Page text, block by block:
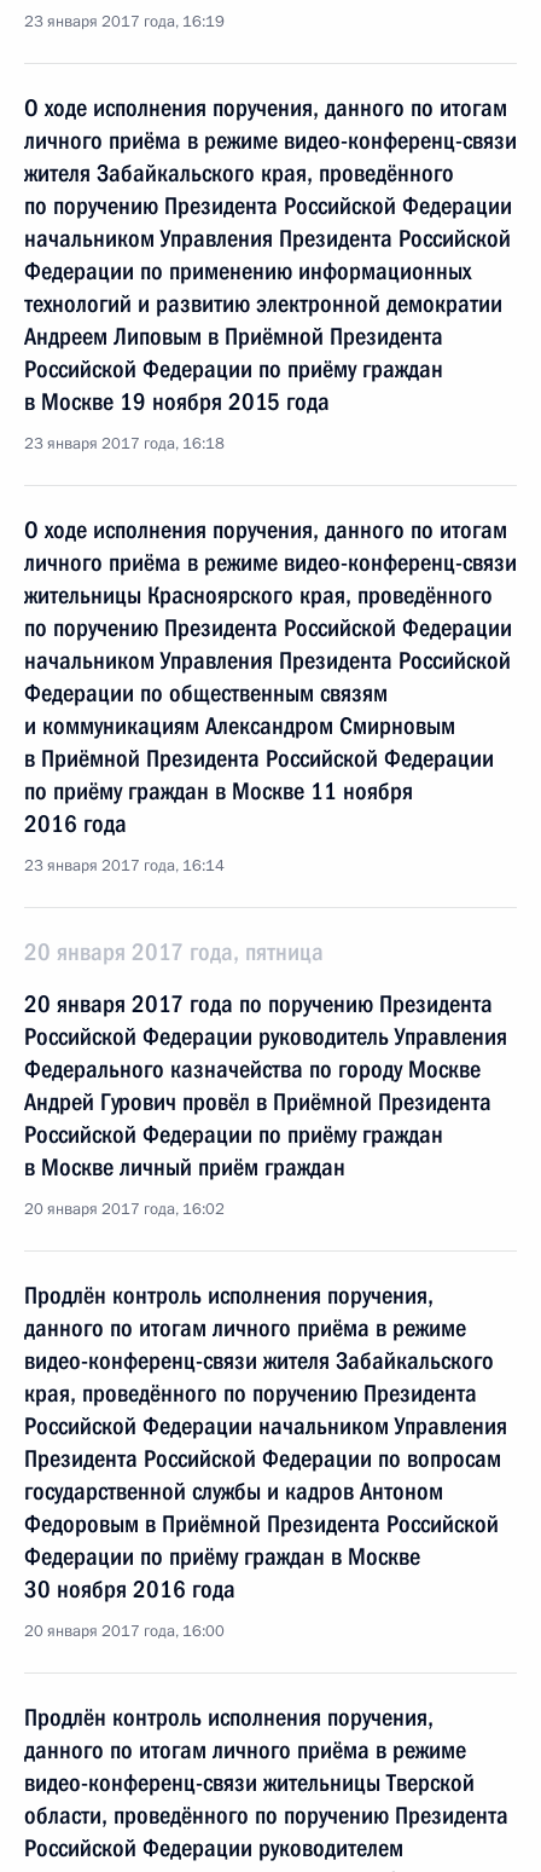
23 января 2017 года, 16:19
О ходе исполнения поручения, данного по итогам
личного приёма в режиме видео-конференц-связи
жителя Забайкальского края, проведённого
по поручению Президента Российской Федерации
начальником Управления Президента Российской
Федерации по применению информационных
технологий и развитию электронной демократии
Андреем Липовым в Приёмной Президента
Российской Федерации по приёму граждан
в Москве 19 ноября 2015 года
23 января 2017 года, 16:18
О ходе исполнения поручения, данного по итогам
личного приёма в режиме видео-конференц-связи
жительницы Красноярского края, проведённого
по поручению Президента Российской Федерации
начальником Управления Президента Российской
Федерации по общественным связям
и коммуникациям Александром Смирновым
в Приёмной Президента Российской Федерации
по приёму граждан в Москве 11 ноября
2016 года
23 января 2017 года, 16:14
20 января 2017 года, пятница
20 января 2017 года по поручению Президента
Российской Федерации руководитель Управления
Федерального казначейства по городу Москве
Андрей Гурович провёл в Приёмной Президента
Российской Федерации по приёму граждан
в Москве личный приём граждан
20 января 2017 года, 16:02
Продлён контроль исполнения поручения,
данного по итогам личного приёма в режиме
видео-конференц-связи жителя Забайкальского
края, проведённого по поручению Президента
Российской Федерации начальником Управления
Президента Российской Федерации по вопросам
государственной службы и кадров Антоном
Федоровым в Приёмной Президента Российской
Федерации по приёму граждан в Москве
30 ноября 2016 года
20 января 2017 года, 16:00
Продлён контроль исполнения поручения,
данного по итогам личного приёма в режиме
видео-конференц-связи жительницы Тверской
области, проведённого по поручению Президента
Российской Федерации руководителем